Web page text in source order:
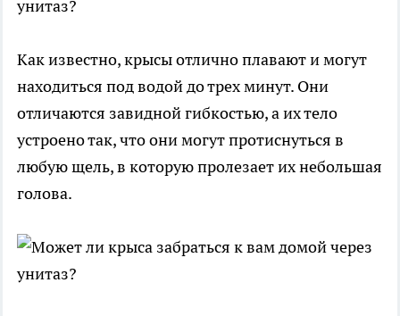
Как известно, крысы отлично плавают и могут
находиться под водой до трех минут. Они
отличаются завидной гибкостью, а их тело
устроено так, что они могут протиснуться в
любую щель, в которую пролезает их небольшая
голова.